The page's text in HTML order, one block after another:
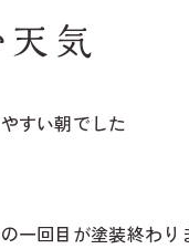
気
すい朝でした
一回目が塗装終わり